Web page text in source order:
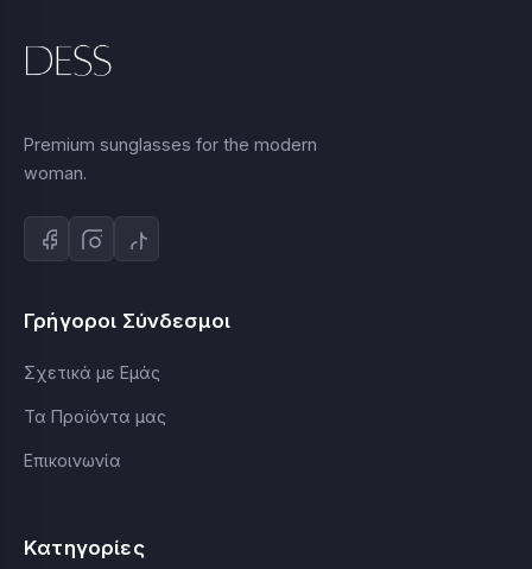
Premium sunglasses for the modern
woman.
Γρήγοροι Σύνδεσμοι
Σχετικά με Εμάς
Τα Προϊόντα μας
Επικοινωνία
Κατηγορίες